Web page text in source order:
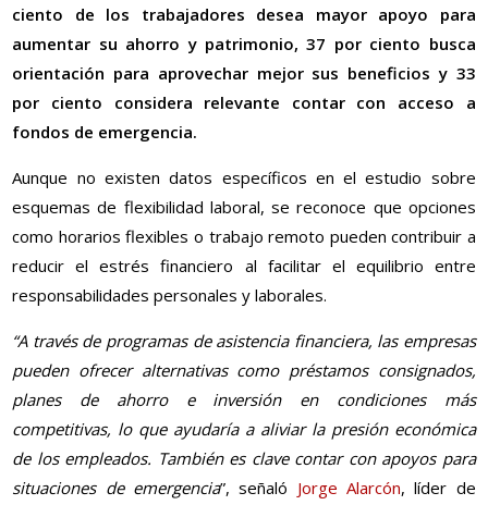
ciento de los trabajadores desea mayor apoyo para
aumentar su ahorro y patrimonio, 37 por ciento busca
orientación para aprovechar mejor sus beneficios y 33
por ciento considera relevante contar con acceso a
fondos de emergencia.
Aunque no existen datos específicos en el estudio sobre
esquemas de flexibilidad laboral, se reconoce que opciones
como horarios flexibles o trabajo remoto pueden contribuir a
reducir el estrés financiero al facilitar el equilibrio entre
responsabilidades personales y laborales.
“A través de programas de asistencia financiera, las empresas
pueden ofrecer alternativas como préstamos consignados,
planes de ahorro e inversión en condiciones más
competitivas, lo que ayudaría a aliviar la presión económica
de los empleados. También es clave contar con apoyos para
situaciones de emergencia”, señaló Jorge Alarcón, líder de